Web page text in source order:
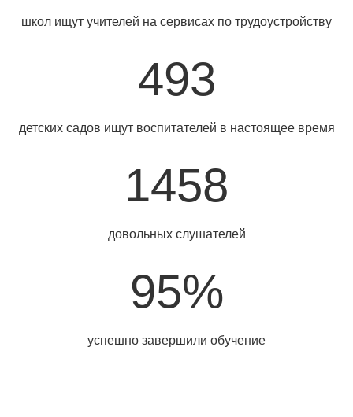
школ ищут учителей на сервисах по трудоустройству
493
детских садов ищут воспитателей в настоящее время
1458
довольных слушателей
95%
успешно завершили обучение